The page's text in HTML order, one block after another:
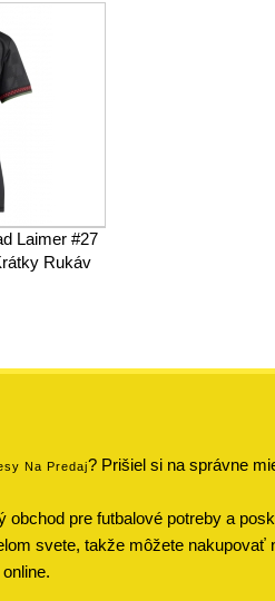
Laimer #27
Rukáv
Na Predaj? Prišiel si na správne
pre futbalové potreby a
svete, takže môžete nakupovať